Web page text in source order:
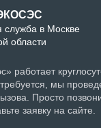
служба в Москве
области
работает
мы
Просто
заявку на сайте.